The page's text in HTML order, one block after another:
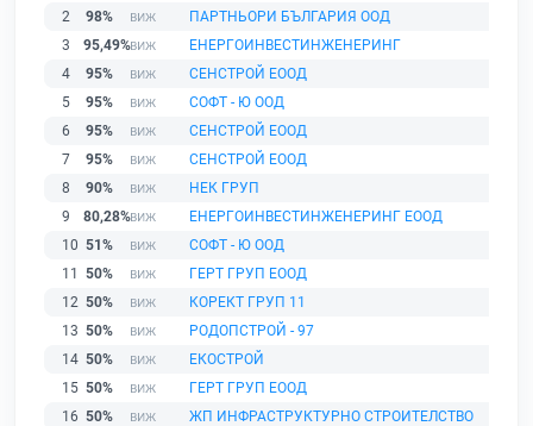
2
98%
ПАРТНЬОРИ БЪЛГАРИЯ ООД
3
95,49%
ЕНЕРГОИНВЕСТИНЖЕНЕРИНГ
4
95%
СЕНСТРОЙ ЕООД
5
95%
СОФТ - Ю ООД
6
95%
СЕНСТРОЙ ЕООД
7
95%
СЕНСТРОЙ ЕООД
8
90%
НЕК ГРУП
9
80,28%
ЕНЕРГОИНВЕСТИНЖЕНЕРИНГ ЕООД
10 51%
СОФТ - Ю ООД
11 50%
ГЕРТ ГРУП ЕООД
12 50%
КОРЕКТ ГРУП 11
13 50%
РОДОПСТРОЙ - 97
14 50%
ЕКОСТРОЙ
15 50%
ГЕРТ ГРУП ЕООД
16 50%
ЖП ИНФРАСТРУКТУРНО СТРОИТЕЛСТВО